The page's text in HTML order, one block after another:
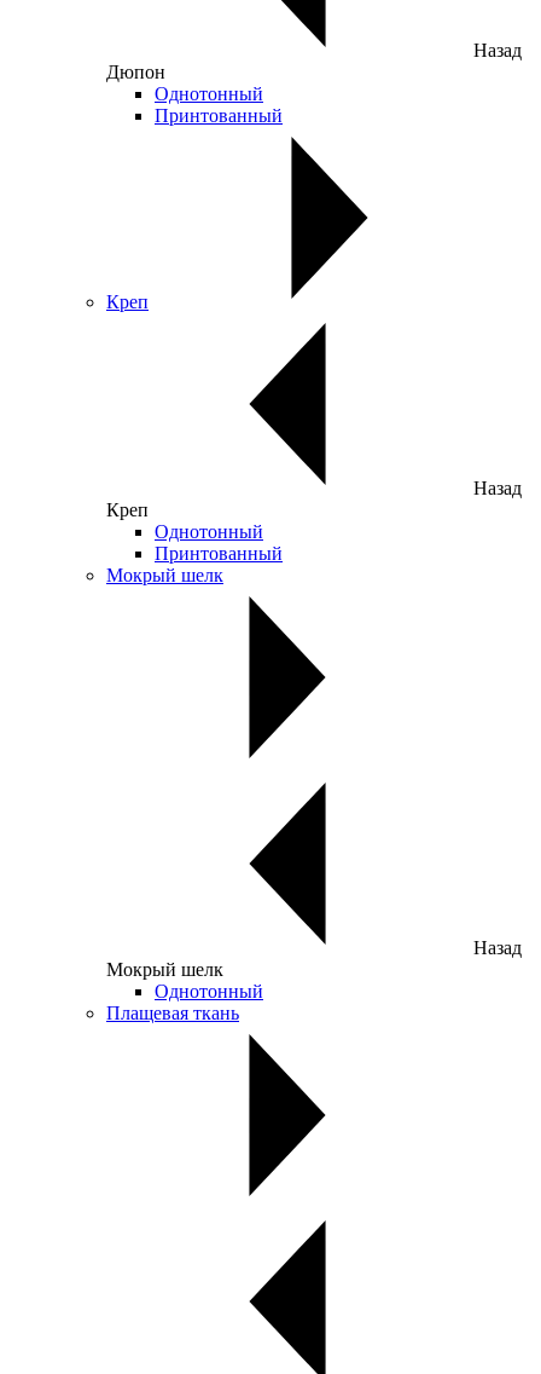
Назад
Дюпон
Однотонный
Принтованный
Креп
Назад
Креп
Однотонный
Принтованный
Мокрый шелк
Назад
Мокрый шелк
Однотонный
Плащевая ткань